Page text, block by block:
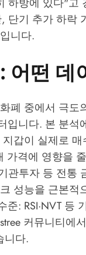
단기 추가 하락
니다.
어떤 데
폐 중에서 극도
입니다. 본 분석
갑이 실제로
격에 영향을
관투자 등 전통
성능을 근본적
: RSI·NVT 등
커뮤니티에
니다.